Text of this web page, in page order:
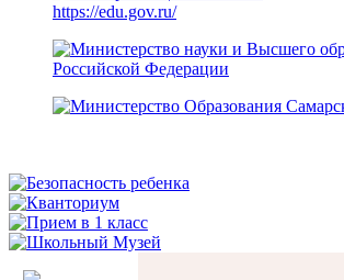
https://edu.gov.ru/